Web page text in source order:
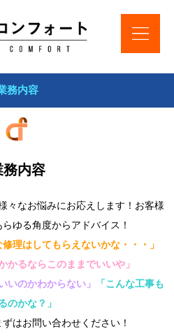
務内容
務内容
々なお悩みにお応えします！お客様
ゆる角度からアドバイス！
理はしてもらえないかな・・・」
かるならこのままでいいや」
いのかわからない」
「こんな工事も
のかな？」
はお問い合わせください！